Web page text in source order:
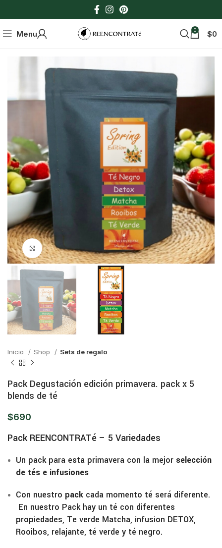
Menu 0 $0
Click para ampliar
Inicio Shop Sets de regalo
Pack Degustación edición primavera. pack x 5
blends de té
$690
Pack REENCONTRATé – 5 Variedades
Un pack para esta primavera con la mejor selección
de tés e infusiones
Con nuestro pack cada momento té será diferente.
En nuestro Pack hay un té con diferentes
propiedades, Te verde Matcha, infusion DETOX,
Rooibos, relajante, té verde y té negro.